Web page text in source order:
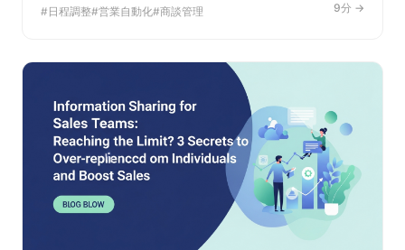
劇的に向上させる具体的なステップと、チームの成果を最大
日程調整 営業自動化 商談管理 9分 →